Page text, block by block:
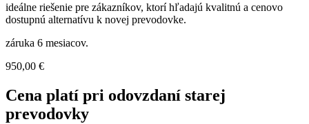
ideálne riešenie pre zákazníkov, ktorí hľadajú kvalitnú a cenovo
dostupnú alternatívu k novej prevodovke.
záruka 6 mesiacov.
950,00 €
Cena platí pri odovzdaní starej
prevodovky